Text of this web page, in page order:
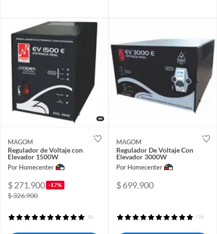
MAGOM
Regulador de Voltaje con
Elevador 1500W
Por Homecenter
$ 271.900 -17%
$ 326.900
(8)
MAGOM
Regulador De Voltaje Con
Elevador 3000W
Por Homecenter
$ 699.900
(16)